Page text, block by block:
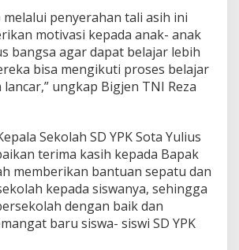
melalui penyerahan tali asih ini
motivasi kepada anak- anak
bangsa agar dapat belajar lebih
bisa mengikuti proses belajar
ungkap Bigjen TNI Reza
Sekolah SD YPK Sota Yulius
terima kasih kepada Bapak
memberikan bantuan sepatu dan
kepada siswanya, sehingga
dengan baik dan
baru siswa- siswi SD YPK